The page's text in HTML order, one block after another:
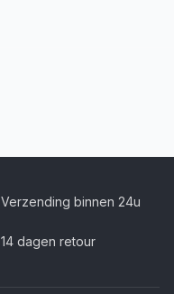
Verzending binnen 24u
14 dagen retour